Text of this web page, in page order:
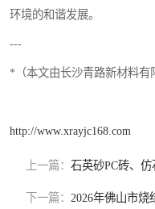
环境的和谐发展。
---
*（本文由长沙青路新材料
http://www.xrayjc168.com
上一篇： 石英砂PC砖、
下一篇： 2026年佛山市